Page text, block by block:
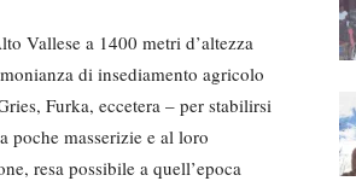
Vallese a 1400 metri d’altezza
di insediamento agricolo
Furka, eccetera – per stabilirsi
poche masserizie e al loro
resa possibile a quell’epoca